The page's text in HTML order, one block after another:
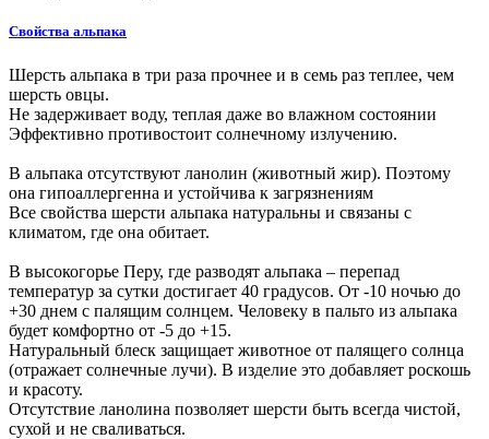
Свойства альпака
Шерсть альпака в три раза прочнее и в семь раз теплее, чем
шерсть овцы.
Не задерживает воду, теплая даже во влажном состоянии
Эффективно противостоит солнечному излучению.
В альпака отсутствуют ланолин (животный жир). Поэтому
она гипоаллергенна и устойчива к загрязнениям
Все свойства шерсти альпака натуральны и связаны с
климатом, где она обитает.
В высокогорье Перу, где разводят альпака – перепад
температур за сутки достигает 40 градусов. От -10 ночью до
+30 днем с палящим солнцем. Человеку в пальто из альпака
будет комфортно от -5 до +15.
Натуральный блеск защищает животное от палящего солнца
(отражает солнечные лучи). В изделие это добавляет роскошь
и красоту.
Отсутствие ланолина позволяет шерсти быть всегда чистой,
сухой и не сваливаться.